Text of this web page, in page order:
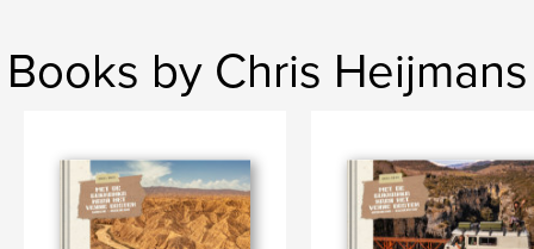
Books by Chris Heijmans